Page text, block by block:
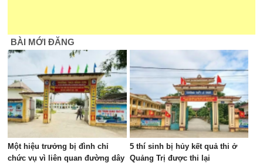
BÀI MỚI ĐĂNG
Một hiệu trưởng bị đình chỉ
chức vụ vì liên quan đường dây
5 thí sinh bị hủy kết quả thi ở
Quảng Trị được thi lại